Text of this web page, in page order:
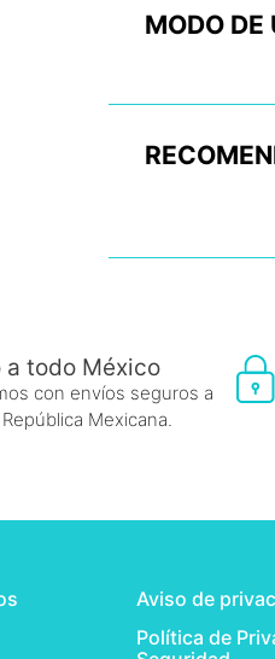
MODO DE
a todo México
con envíos seguros a
Mexicana.
Aviso de
Política de